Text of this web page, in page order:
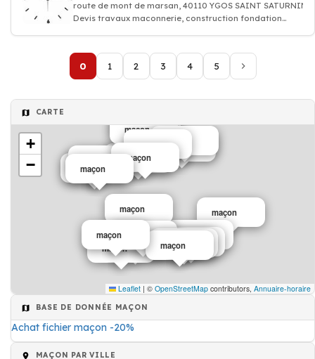
route de mont de marsan, 40110 YGOS SAINT SATURNIN
Devis travaux maconnerie, construction fondation
0 1 2 3 4 5
CARTE
maçon
maçon
maçon
maçon
maçon
maçon
maçon
maçon
maçon
maçon
maçon
maçon
maçon
maçon
maçon
maçon
+
−
Leaflet | © OpenStreetMap contributors, Annuaire-horaire
BASE DE DONNÉE MAÇON
Achat fichier maçon -20%
MAÇON PAR VILLE